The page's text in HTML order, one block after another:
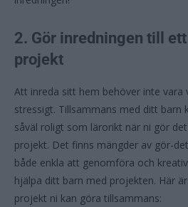
2. Gör inredningen till
projekt
Att inreda sitt hem behöver inte vara
stressigt. Tillsammans med ditt barn
såväl roligt som lärorikt när ni gör
projekt. Det finns mängder av gör-
både enkla att genomföra och
hjälpa ditt barn med projekten. Här
projekt ni kan göra tillsammans: